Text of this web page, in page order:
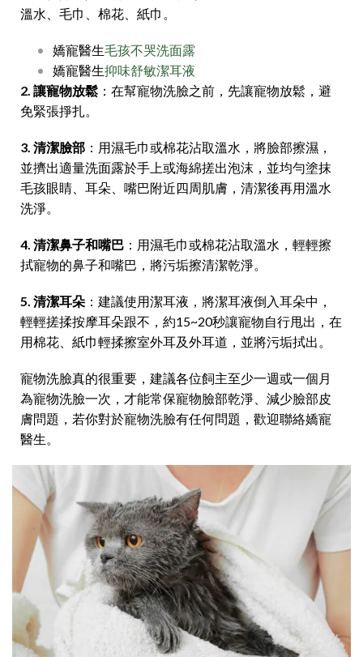
溫水、毛巾、棉花、紙巾。
嬌寵醫生毛孩不哭洗面露
嬌寵醫生抑味舒敏潔耳液
2. 讓寵物放鬆 ：在幫寵物洗臉之前，先讓寵物放鬆，避
免緊張掙扎。
3. 清潔臉部 ：用濕毛巾或棉花沾取溫水，將臉部擦濕，
並擠出適量洗面露於手上或海綿搓出泡沫，並均勻塗抹
毛孩眼睛、耳朵、嘴巴附近四周肌膚，清潔後再用溫水
洗淨。
4. 清潔鼻子和嘴巴 ：用濕毛巾或棉花沾取溫水，輕輕擦
拭寵物的鼻子和嘴巴，將污垢擦清潔乾淨。
5. 清潔耳朵 ：建議使用潔耳液，將潔耳液倒入耳朵中，
輕輕搓揉按摩耳朵跟不，約15~20秒讓寵物自行甩出，在
用棉花、紙巾輕揉擦室外耳及外耳道，並將污垢拭出。
寵物洗臉真的很重要，建議各位飼主至少一週或一個月
為寵物洗臉一次，才能常保寵物臉部乾淨、減少臉部皮
膚問題，若你對於寵物洗臉有任何問題，歡迎聯絡嬌寵
醫生。